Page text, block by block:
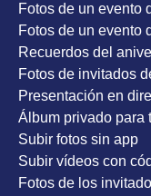
Fotos de un evento
Fotos de un evento
Recuerdos del
Fotos de invitados
Presentación en
Álbum privado para
Subir fotos sin app
Subir vídeos con
Fotos de los